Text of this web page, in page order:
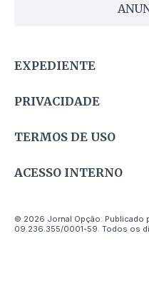
EXPEDIENTE
PRIVACIDADE
TERMOS DE USO
ACESSO INTERNO
© 2026 Jornal Opção. Publicado
09.236.355/0001-59. Todos os